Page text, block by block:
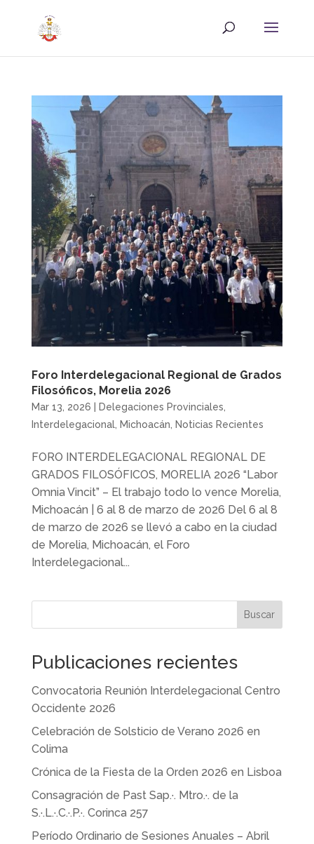
Foro Interdelegacional Regional de Grados
Filosóficos, Morelia 2026
Mar 13, 2026 Delegaciones Provinciales,
Interdelegacional, Michoacán, Noticias Recientes
FORO INTERDELEGACIONAL REGIONAL DE
GRADOS FILOSÓFICOS, MORELIA 2026 “Labor
Omnia Vincit” – El trabajo todo lo vence Morelia,
Michoacán | 6 al 8 de marzo de 2026 Del 6 al 8
de marzo de 2026 se llevó a cabo en la ciudad
de Morelia, Michoacán, el Foro
Interdelegacional...
Buscar
Publicaciones recientes
Convocatoria Reunión Interdelegacional Centro
Occidente 2026
Celebración de Solsticio de Verano 2026 en
Colima
Crónica de la Fiesta de la Orden 2026 en Lisboa
Consagración de Past Sap.·. Mtro.·. de la
S.·.L.·.C.·.P.·. Corinca 257
Período Ordinario de Sesiones Anuales – Abril